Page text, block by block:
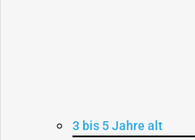
3 bis 5 Jahre alt